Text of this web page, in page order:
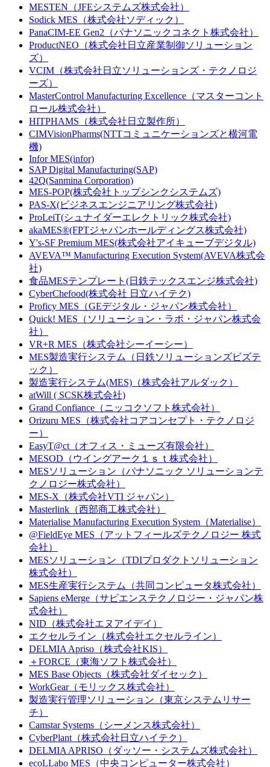
MESTEN（JFEシステムズ株式会社）
Sodick MES（株式会社ソディック）
PanaCIM-EE Gen2（パナソニックコネクト株式会社）
ProductNEO（株式会社日立産業制御ソリューション
ズ）
VCIM（株式会社日立ソリューションズ・テクノロジ
ーズ）
MasterControl Manufacturing Excellence（マスターコント
ロール株式会社）
HITPHAMS（株式会社日立製作所）
CIMVisionPharms(NTTコミュニケーションズと横河電
機)
Infor MES(infor)
SAP Digital Manufacturing(SAP)
42Q(Sanmina Corporation)
MES-POP(株式会社トップシンクシステムズ)
PAS-X(ビジネスエンジニアリング株式会社)
ProLeiT(シュナイダーエレクトリック株式会社)
akaMES®(FPTジャパンホールディングス株式会社)
Y's-SF Premium MES(株式会社アイキューブデジタル)
AVEVA™ Manufacturing Execution System(AVEVA株式会
社)
食品MESテンプレート(日鉄テックスエンジ株式会社)
CyberChefood(株式会社 日立ハイテク)
Proficy MES（GEデジタル・ジャパン株式会社）
Quick! MES（ソリューション・ラボ・ジャパン株式会
社）
VR+R MES（株式会社シーイーシー）
MES製造実行システム（日鉄ソリューションズビズテ
ック）
製造実行システム(MES)（株式会社アルダック）
atWill ( SCSK株式会社)
Grand Confiance（ニッコクソフト株式会社）
Orizuru MES（株式会社コアコンセプト・テクノロジ
ー）
EasyT@ct（オフィス・ミューズ有限会社）
MESOD（ウイングアーク１ｓｔ株式会社）
MESソリューション（パナソニック ソリューションテ
クノロジー株式会社）
MES-X（株式会社VTI ジャパン）
Masterlink（西部商工株式会社）
Materialise Manufacturing Execution System（Materialise）
@FieldEye MES（アットフィールズテクノロジー 株式
会社）
MESソリューション（TDIプロダクトソリューション
株式会社）
MES生産実行システム（共同コンピュータ株式会社）
Sapiens eMerge（サピエンステクノロジー・ジャパン株
式会社）
NID（株式会社エヌアイデイ）
エクセルライン（株式会社エクセルライン）
DELMIA Apriso（株式会社KIS）
＋FORCE（東海ソフト株式会社）
MES Base Objects（株式会社ダイセック）
WorkGear（モリックス株式会社）
製造実行管理ソリューション（東京システムリサー
チ）
Camstar Systems（シーメンス株式会社）
CyberPlant（株式会社日立ハイテク）
DELMIA APRISO（ダッソー・システムズ株式会社）
ecoLLabo MES（中央コンピューター株式会社）